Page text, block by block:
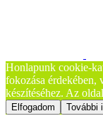
Honlapunk cookie-
fokozása érdekében,
készítéséhez. Az
Elfogadom További